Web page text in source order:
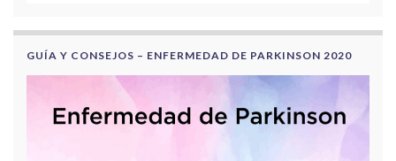
GUÍA Y CONSEJOS – ENFERMEDAD DE PARKINSON 2020